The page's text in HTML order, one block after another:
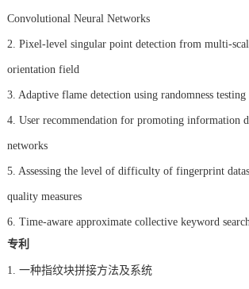
Convolutional Neural Networks
2. Pixel-level singular point detection from multi-
orientation field
3. Adaptive flame detection using randomness testing
4. User recommendation for promoting information
networks
5. Assessing the level of difficulty of fingerprint
quality measures
6. Time-aware approximate collective keyword
专利
1. 一种指纹块拼接方法及系统